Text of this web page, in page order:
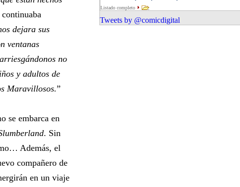
continuaba
dejara sus
ventanas
no
y adultos de
Maravillosos.”
se embarca en
. Sin
Además, el
compañero de
en un viaje
Listado completo
Tweets by @comicdigital